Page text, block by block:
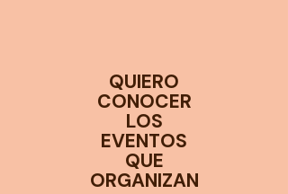
QUIERO
CONOCER
LOS
EVENTOS
QUE
ORGANIZAN